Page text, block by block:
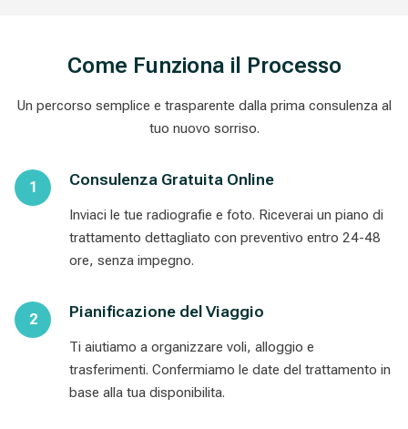
Come Funziona il Processo
Un percorso semplice e trasparente dalla prima consulenza al
tuo nuovo sorriso.
Consulenza Gratuita Online
Inviaci le tue radiografie e foto. Riceverai un piano di
trattamento dettagliato con preventivo entro 24-48
ore, senza impegno.
Pianificazione del Viaggio
Ti aiutiamo a organizzare voli, alloggio e
trasferimenti. Confermiamo le date del trattamento in
base alla tua disponibilita.